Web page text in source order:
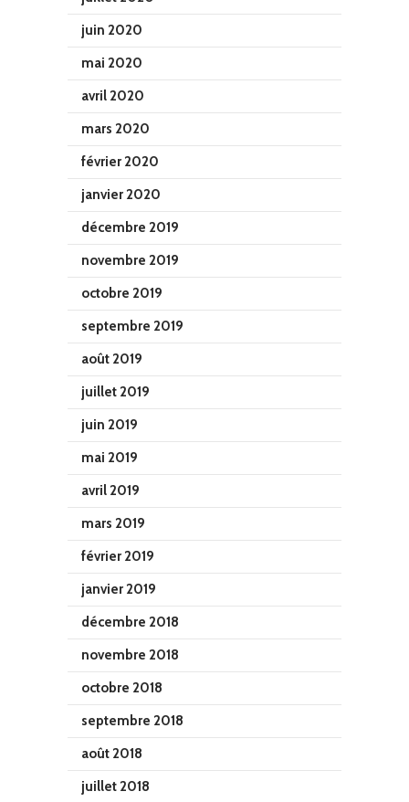
juin 2020
mai 2020
avril 2020
mars 2020
février 2020
janvier 2020
décembre 2019
novembre 2019
octobre 2019
septembre 2019
août 2019
juillet 2019
juin 2019
mai 2019
avril 2019
mars 2019
février 2019
janvier 2019
décembre 2018
novembre 2018
octobre 2018
septembre 2018
août 2018
juillet 2018